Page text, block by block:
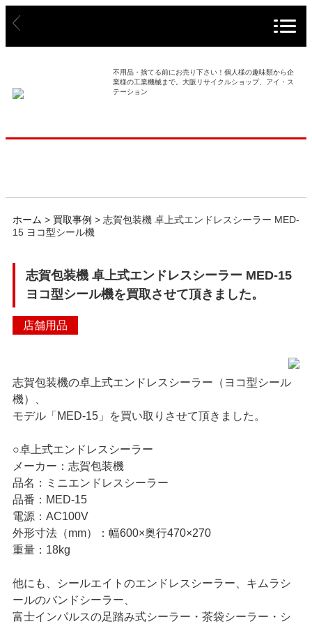
不用品・捨てる前にお売り下さい！個人様の趣味類から企
業様の工業機械まで。大阪リサイクルショップ、アイ・ス
テーション
ホーム > 買取事例 > 志賀包装機 卓上式エンドレスシーラー MED-
15 ヨコ型シール機
志賀包装機 卓上式エンドレスシーラー MED-15
ヨコ型シール機を買取させて頂きました。
店舗用品
志賀包装機の卓上式エンドレスシーラー（ヨコ型シール
機）、
モデル「MED-15」を買い取りさせて頂きました。
○卓上式エンドレスシーラー
メーカー：志賀包装機
品名：ミニエンドレスシーラー
品番：MED-15
電源：AC100V
外形寸法（mm）：幅600×奥行470×270
重量：18kg
他にも、シールエイトのエンドレスシーラー、キムラシ
ールのバンドシーラー、
富士インパルスの足踏み式シーラー・茶袋シーラー・シ
> 買取事例
> 発送買取
> よくあるご質問
> 工場閉鎖に伴う一括整理
護士さまへ
ーズアイテム